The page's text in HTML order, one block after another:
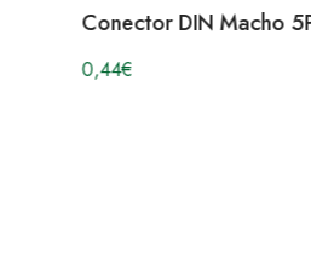
Conector DIN Macho
0,44€